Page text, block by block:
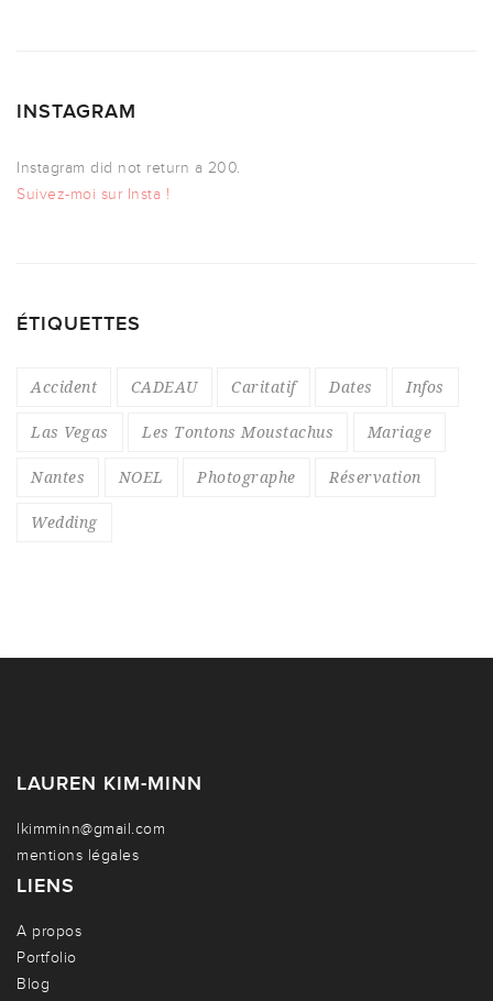
INSTAGRAM
Instagram did not return a 200.
Suivez-moi sur Insta !
ÉTIQUETTES
Accident CADEAU Caritatif Dates Infos
Las Vegas Les Tontons Moustachus Mariage
Nantes NOEL Photographe Réservation
Wedding
LAUREN KIM-MINN
lkimminn@gmail.com
mentions légales
LIENS
A propos
Portfolio
Blog